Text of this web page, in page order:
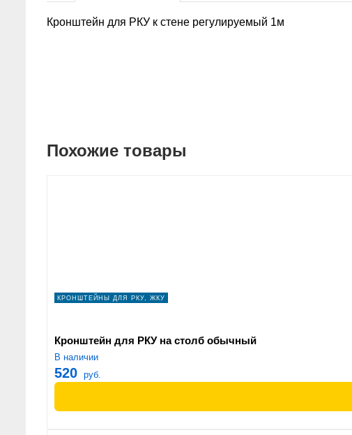
Кронштейн для РКУ к стене регулируемый 1м
Похожие товары
КРОНШТЕЙНЫ ДЛЯ РКУ, ЖКУ
Кронштейн для РКУ на столб обычный
В наличии
520 руб.